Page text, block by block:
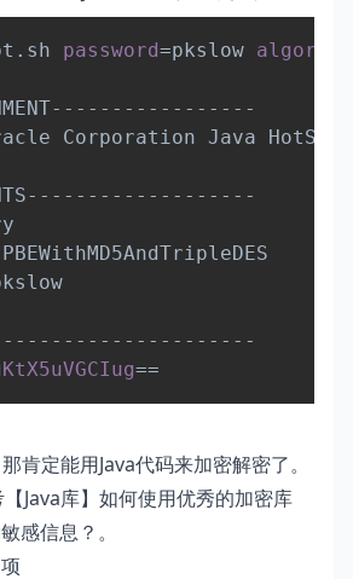
password=pkslow
Corporation Java HotSpot
==
Copy
肯定能用Java代码来加密解密了。
【Java库】如何使用优秀的加密库
感信息？ 。